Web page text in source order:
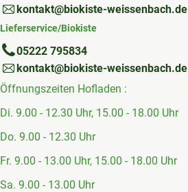
kontakt@biokiste-weissenbach.de
Lieferservice/Biokiste
05222 795834
kontakt@biokiste-weissenbach.de
Öffnungszeiten Hofladen :
Di. 9.00 - 12.30 Uhr, 15.00 - 18.00 Uhr
Do. 9.00 - 12.30 Uhr
Fr. 9.00 - 13.00 Uhr, 15.00 - 18.00 Uhr
Sa. 9.00 - 13.00 Uhr